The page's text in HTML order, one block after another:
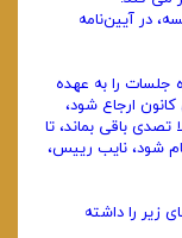
در آیین‌نامه
جلسات را به عهده
ارجاع شود،
تصدی باقی بماند، تا
شود، نایب ‌رییس،
زیر را داشته